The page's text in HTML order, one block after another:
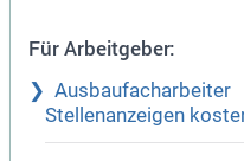
Für Arbeitgeber:
Ausbaufacharbeiter
Stellenanzeigen